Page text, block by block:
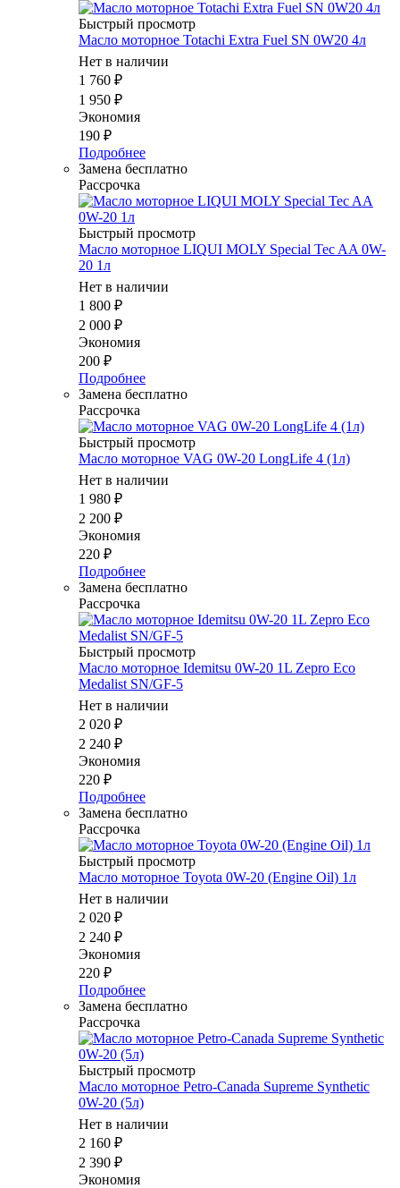
Быстрый просмотр
Масло моторное Totachi Extra Fuel SN 0W20 4л
Нет в наличии
1 760 ₽
1 950 ₽
Экономия
190 ₽
Подробнее
Замена бесплатно
Рассрочка
Быстрый просмотр
Масло мотоpное LIQUI MOLY Special Tec AA 0W-
20 1л
Нет в наличии
1 800 ₽
2 000 ₽
Экономия
200 ₽
Подробнее
Замена бесплатно
Рассрочка
Быстрый просмотр
Масло моторное VAG 0W-20 LongLife 4 (1л)
Нет в наличии
1 980 ₽
2 200 ₽
Экономия
220 ₽
Подробнее
Замена бесплатно
Рассрочка
Быстрый просмотр
Масло моторное Idemitsu 0W-20 1L Zepro Eco
Medalist SN/GF-5
Нет в наличии
2 020 ₽
2 240 ₽
Экономия
220 ₽
Подробнее
Замена бесплатно
Рассрочка
Быстрый просмотр
Масло моторное Toyota 0W-20 (Engine Oil) 1л
Нет в наличии
2 020 ₽
2 240 ₽
Экономия
220 ₽
Подробнее
Замена бесплатно
Рассрочка
Быстрый просмотр
Масло мотоpное Petro-Canada Supreme Synthetic
0W-20 (5л)
Нет в наличии
2 160 ₽
2 390 ₽
Экономия